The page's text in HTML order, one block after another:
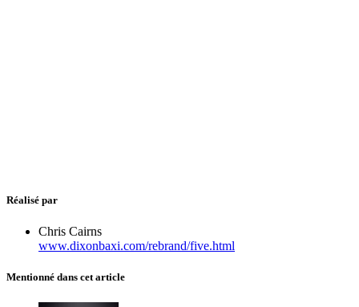
Réalisé par
Chris Cairns
www.dixonbaxi.com/rebrand/five.html
Mentionné dans cet article